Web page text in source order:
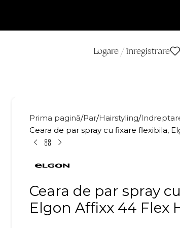
Logare / înregistrare
Prima pagină Par Hairstyling
Ceara de par spray cu fixare flexibila,
Ceara de par spray
Elgon Affixx 44 Flex